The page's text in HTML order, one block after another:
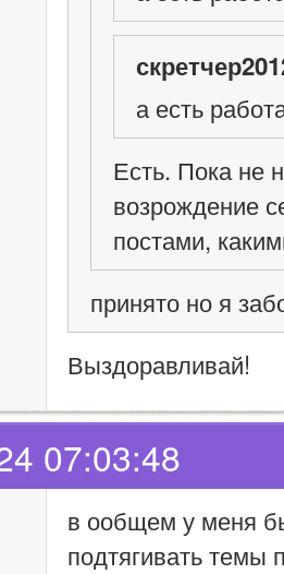
а есть
Есть. Пока не
возрождение
постами,
принято но я
Выздоравливай!
07:03:48
в ообщем у меня
подтягивать темы